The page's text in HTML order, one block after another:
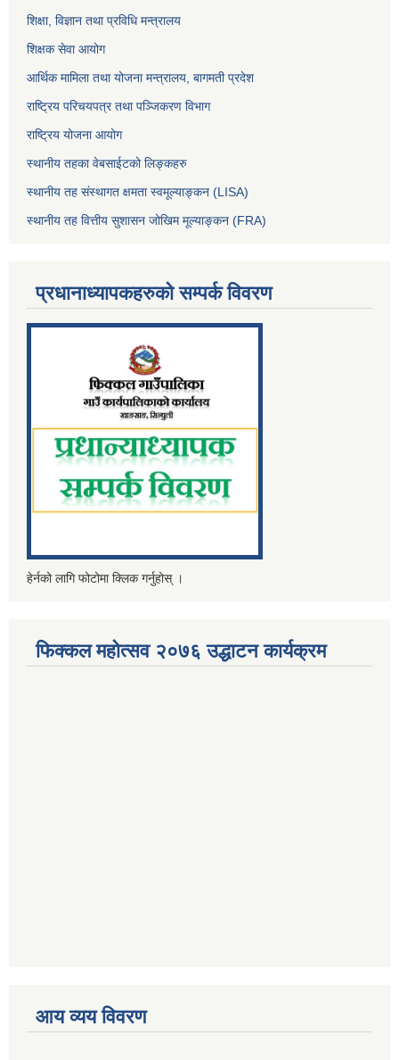
शिक्षा, विज्ञान तथा प्रविधि मन्त्रालय
शिक्षक सेवा आयोग
आर्थिक मामिला तथा योजना मन्त्रालय, बागमती प्रदेश
राष्ट्रिय परिचयपत्र तथा पञ्जिकरण विभाग
राष्ट्रिय योजना आयोग
स्थानीय तहका वेबसाईटको लिङ्कहरु
स्थानीय तह संस्थागत क्षमता स्वमूल्याङ्कन (LISA)
स्थानीय तह वित्तीय सुशासन जोखिम मूल्याङ्कन (FRA)
प्रधानाध्यापकहरुको सम्पर्क विवरण
हेर्नको लागि फोटोमा क्लिक गर्नुहोस् ।
फिक्कल महोत्सव २०७६ उद्धाटन कार्यक्रम
आय व्यय विवरण